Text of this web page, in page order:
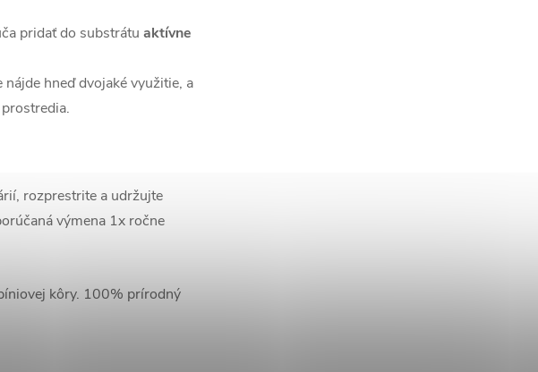
pridať do substrátu aktívne
hneď dvojaké využitie, a
rozprestrite a udržujte
výmena 1x ročne
kôry. 100% prírodný